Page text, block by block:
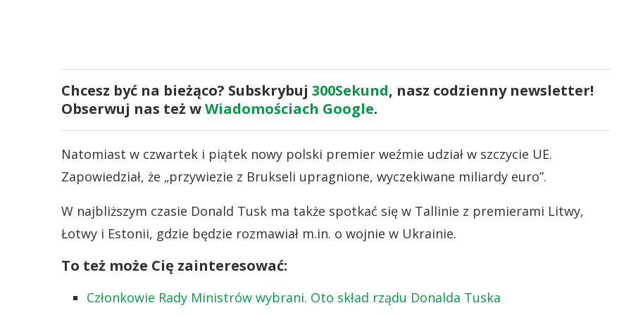
Chcesz być na bieżąco? Subskrybuj 300Sekund, nasz codzienny newsletter!
Obserwuj nas też wWiadomościach Google.
Natomiast w czwartek i piątek nowy polski premier weźmie udział w szczycie UE.
Zapowiedział, że „przywiezie z Brukseli upragnione, wyczekiwane miliardy euro”.
W najbliższym czasie Donald Tusk ma także spotkać się w Tallinie z premierami Litwy,
Łotwy i Estonii, gdzie będzie rozmawiał m.in. o wojnie w Ukrainie.
To też może Cię zainteresować:
Członkowie Rady Ministrów wybrani. Oto skład rządu Donalda Tuska